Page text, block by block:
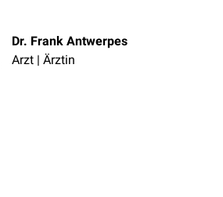
Dr. Frank Antwerpes
Arzt | Ärztin